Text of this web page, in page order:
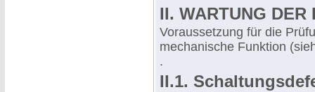
II. WARTUNG DER
Voraussetzung für die
mechanische Funktion
.
II.1.